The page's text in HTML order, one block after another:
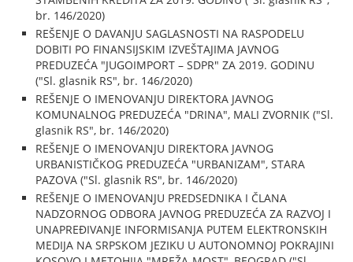
br. 146/2020)
REŠENJE O DAVANJU SAGLASNOSTI NA RASPODELU
DOBITI PO FINANSIJSKIM IZVEŠTAJIMA JAVNOG
PREDUZEĆA "JUGOIMPORT – SDPR" ZA 2019. GODINU
("Sl. glasnik RS", br. 146/2020)
REŠENJE O IMENOVANJU DIREKTORA JAVNOG
KOMUNALNOG PREDUZEĆA "DRINA", MALI ZVORNIK ("Sl.
glasnik RS", br. 146/2020)
REŠENJE O IMENOVANJU DIREKTORA JAVNOG
URBANISTIČKOG PREDUZEĆA "URBANIZAM", STARA
PAZOVA ("Sl. glasnik RS", br. 146/2020)
REŠENJE O IMENOVANJU PREDSEDNIKA I ČLANA
NADZORNOG ODBORA JAVNOG PREDUZEĆA ZA RAZVOJ I
UNAPREĐIVANJE INFORMISANJA PUTEM ELEKTRONSKIH
MEDIJA NA SRPSKOM JEZIKU U AUTONOMNOJ POKRAJINI